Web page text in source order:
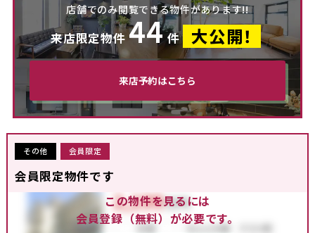
店舗でのみ閲覧できる物件があります!!
来店限定物件 44 件 大公開！
来店予約はこちら
その他 会員限定
会員限定物件です
この物件を見るには
会員登録（無料）が必要です。